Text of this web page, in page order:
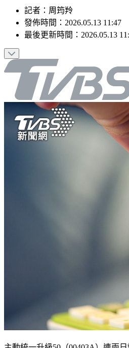
記者 ： 周筠羚
發佈時間： 2026.05.13 11:47
最後更新時間： 2026.05.13